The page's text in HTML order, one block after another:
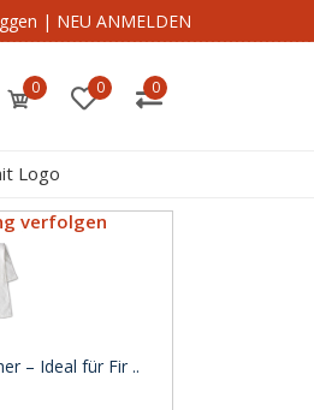
| NEU ANMELDEN
0 0 0
Logo
verfolgen
– Ideal für Fir ..